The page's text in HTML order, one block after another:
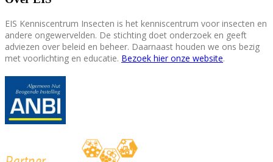
EIS Kenniscentrum Insecten is het kenniscentrum voor insecten en
andere ongewervelden. De stichting doet onderzoek en geeft
adviezen over beleid en beheer. Daarnaast houden we ons bezig
met voorlichting en educatie. Bezoek hier onze website.